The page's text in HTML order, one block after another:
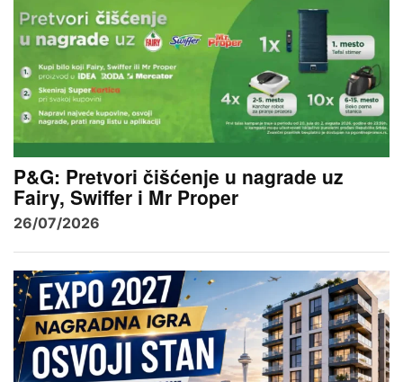
P&G: Pretvori čišćenje u nagrade uz
Fairy, Swiffer i Mr Proper
26/07/2026